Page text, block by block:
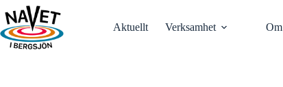
Hoppa
till
innehåll
Aktuellt Verksamhet